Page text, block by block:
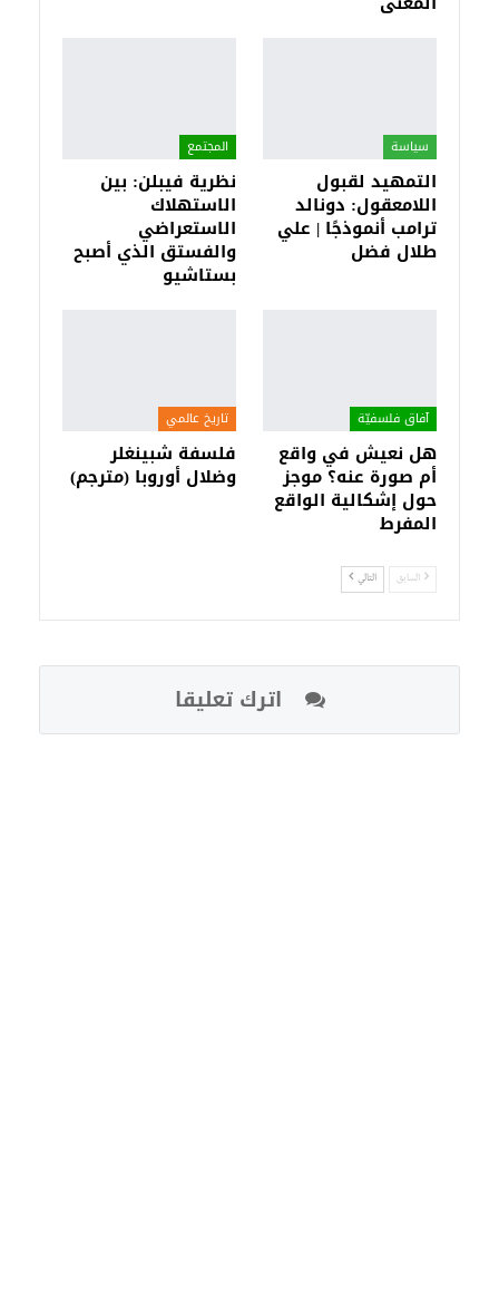
سياسة
التمهيد لقبول
اللامعقول: دونالد
ترامب أنموذجًا | علي
طلال فضل
المجتمع
نظرية فيبلن: بين
الاستهلاك
الاستعراضي
والفستق الذي أصبح
بستاشيو
آفاق فلسفيّة‎
هل نعيش في واقع
أم صورة عنه؟ موجز
حول إشكالية الواقع
المفرط
تاريخ عالمي
فلسفة شبينغلر
وضلال أوروبا (مترجم)
السابق التالي
اترك تعليقا